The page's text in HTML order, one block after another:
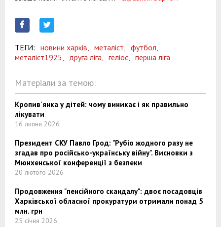
ТЕГИ: новини харків, металіст,
футбол,
металіст1925,
друга ліга, геліос, перша ліга
Матеріали за темою:
Кропив'янка у дітей: чому виникає і як правильно
лікувати
16 липня 2026
Президент СКУ Павло Грод: "Рубіо жодного разу не
згадав про російсько-українську війну". Висновки з
Мюнхенської конференції з безпеки
20 лютого 2026
Продовження "пенсійного скандалу": двоє посадовців
Харківської обласної прокуратури отримали понад 5
млн. грн
25 січня 2026